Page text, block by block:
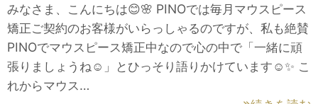
みなさま、こんにちは😊🌸 PINOでは毎月マウスピース
矯正ご契約のお客様がいらっしゃるのですが、私も絶賛
PINOでマウスピース矯正中なので心の中で「一緒に頑
張りましょうね☺」とひっそり語りかけています☺✨ こ
れからマウス…